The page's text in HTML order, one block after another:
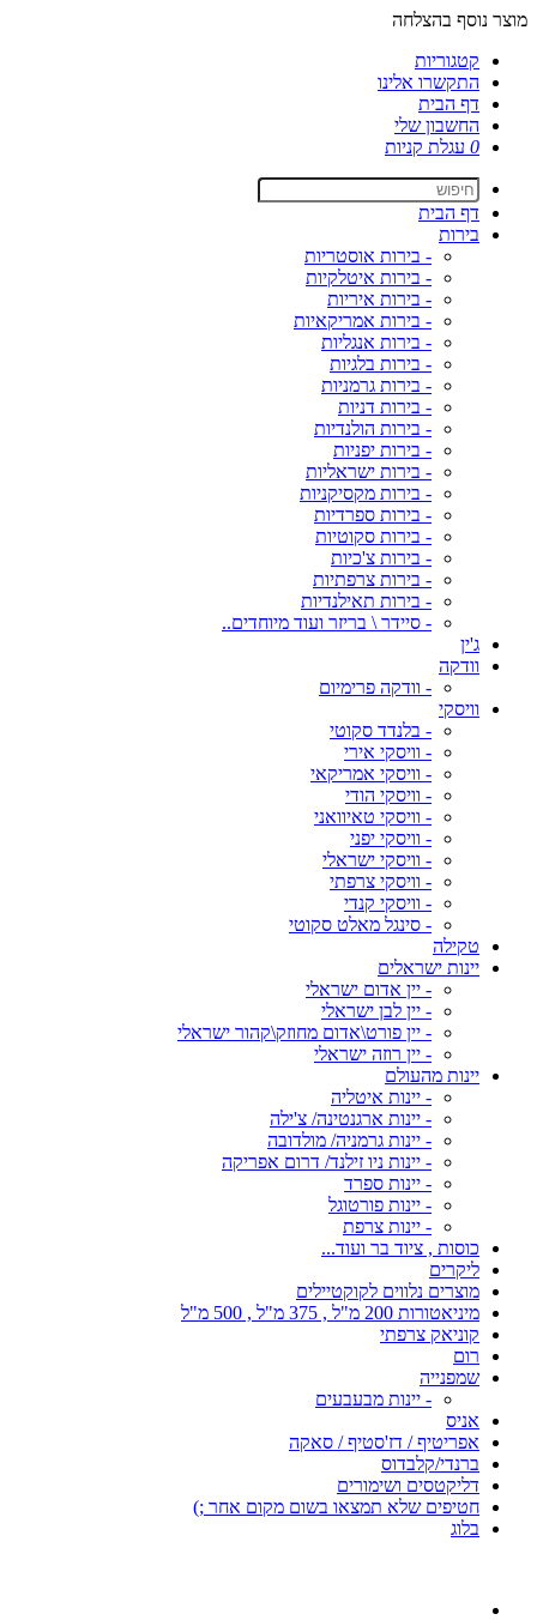
מוצר נוסף בהצלחה
קטגוריות
התקשרו אלינו
דף הבית
החשבון שלי
0 עגלת קניות
דף הבית
בירות
- בירות אוסטריות
- בירות איטלקיות
- בירות איריות
- בירות אמריקאיות
- בירות אנגליות
- בירות בלגיות
- בירות גרמניות
- בירות דניות
- בירות הולנדיות
- בירות יפניות
- בירות ישראליות
- בירות מקסיקניות
- בירות ספרדיות
- בירות סקוטיות
- בירות צ'כיות
- בירות צרפתיות
- בירות תאילנדיות
- סיידר \ בריזר ועוד מיוחדים..
ג'ין
וודקה
- וודקה פרימיום
וויסקי
- בלנדד סקוטי
- וויסקי אירי
- וויסקי אמריקאי
- וויסקי הודי
- וויסקי טאיוואני
- וויסקי יפני
- וויסקי ישראלי
- וויסקי צרפתי
- וויסקי קנדי
- סינגל מאלט סקוטי
טקילה
יינות ישראלים
- יין אדום ישראלי
- יין לבן ישראלי
- יין פורט\אדום מחוזק\קהור ישראלי
- יין רוזה ישראלי
יינות מהעולם
- יינות איטליה
- יינות ארגנטינה/ צ'ילה
- יינות גרמניה/ מולדובה
- יינות ניו זילנד/ דרום אפריקה
- יינות ספרד
- יינות פורטוגל
- יינות צרפת
כוסות , ציוד בר ועוד...
ליקרים
מוצרים נלווים לקוקטיילים
מיניאטורות 200 מ"ל , 375 מ"ל , 500 מ"ל
קוניאק צרפתי
רום
שמפנייה
- יינות מבעבעים
אניס
אפריטיף / דז'סטיף / סאקה
ברנדי/קלבדוס
דליקטסים ושימורים
חטיפים שלא תמצאו בשום מקום אחר ;)
בלוג